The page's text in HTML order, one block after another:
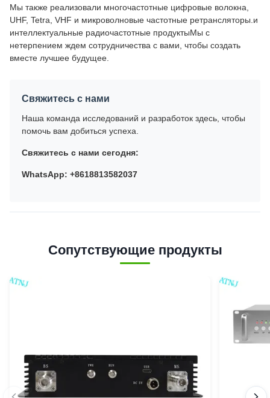
Мы также реализовали многочастотные цифровые волокна,
UHF, Tetra, VHF и микроволновые частотные ретрансляторы.и
интеллектуальные радиочастотные продуктыМы с
нетерпением ждем сотрудничества с вами, чтобы создать
вместе лучшее будущее.
Свяжитесь с нами
Наша команда исследований и разработок здесь, чтобы
помочь вам добиться успеха.
Свяжитесь с нами сегодня:
WhatsApp: +8618813582037
Сопутствующие продукты